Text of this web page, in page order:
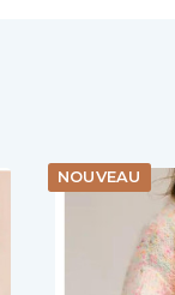
NOUVEAU